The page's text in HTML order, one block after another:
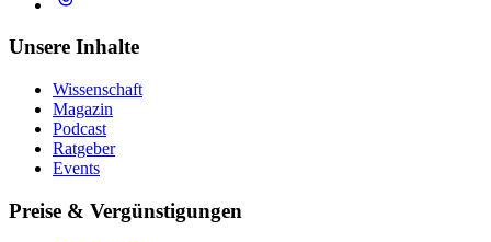
Unsere Inhalte
Wissenschaft
Magazin
Podcast
Ratgeber
Events
Preise & Vergünstigungen